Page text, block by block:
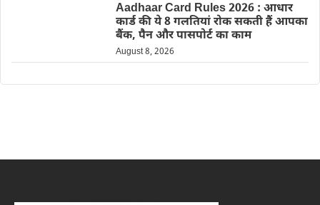
Aadhaar Card Rules 2026 : आधार
कार्ड की ये 8 गलतियां रोक सकती हैं आपका
बैंक, पैन और पासपोर्ट का काम
August 8, 2026